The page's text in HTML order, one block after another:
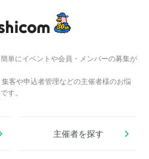
単にイベントや会員・メンバーの募集が
客や申込者管理などの主催者様のお悩
す。
主催者を探す